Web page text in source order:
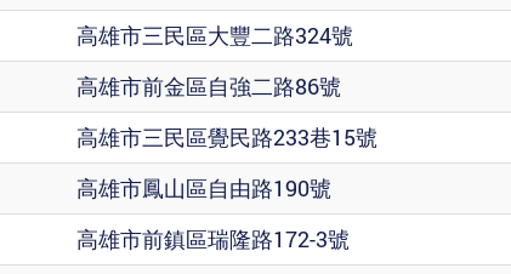
高雄市三民區大豐二路324號
高雄市前金區自強二路86號
高雄市三民區覺民路233巷15號
高雄市鳳山區自由路190號
高雄市前鎮區瑞隆路172-3號